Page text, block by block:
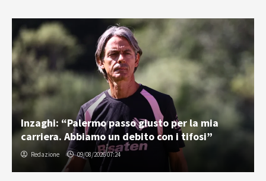
Inzaghi: “Palermo passo giusto per la mia
carriera. Abbiamo un debito con i tifosi”
Redazione 09/08/2026 07:24